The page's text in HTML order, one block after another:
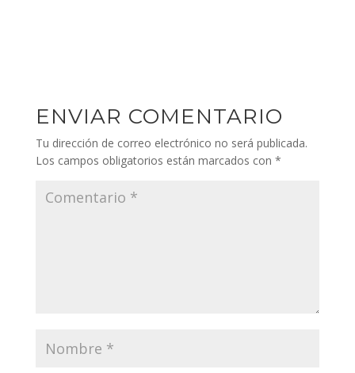
ENVIAR COMENTARIO
Tu dirección de correo electrónico no será publicada.
Los campos obligatorios están marcados con *